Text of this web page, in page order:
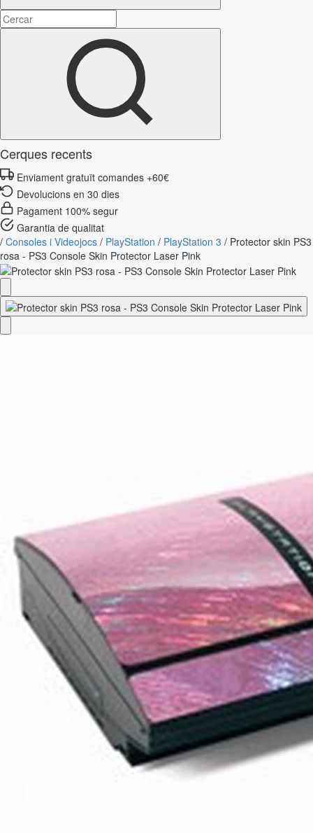
Cerques recents
Enviament gratuït comandes +60€
Devolucions en 30 dies
Pagament 100% segur
Garantia de qualitat
/ Consoles i Videojocs / PlayStation / PlayStation 3 / Protector skin PS3
rosa - PS3 Console Skin Protector Laser Pink